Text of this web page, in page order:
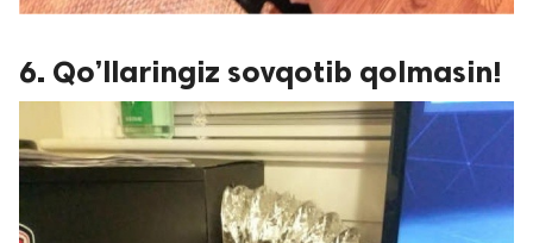
6. Qo’llaringiz sovqotib qolmasin!